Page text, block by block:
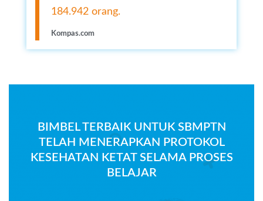
184.942 orang.
Kompas.com
BIMBEL TERBAIK UNTUK SBMPTN
TELAH MENERAPKAN PROTOKOL
KESEHATAN KETAT SELAMA PROSES
BELAJAR